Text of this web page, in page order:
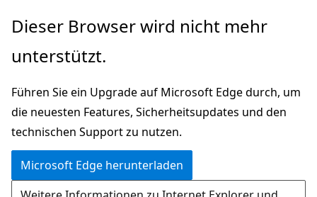
Zu
wechseln
Dieser Browser wird nicht mehr
unterstützt.
Führen Sie ein Upgrade auf Microsoft Edge durch, um
die neuesten Features, Sicherheitsupdates und den
technischen Support zu nutzen.
Microsoft Edge herunterladen